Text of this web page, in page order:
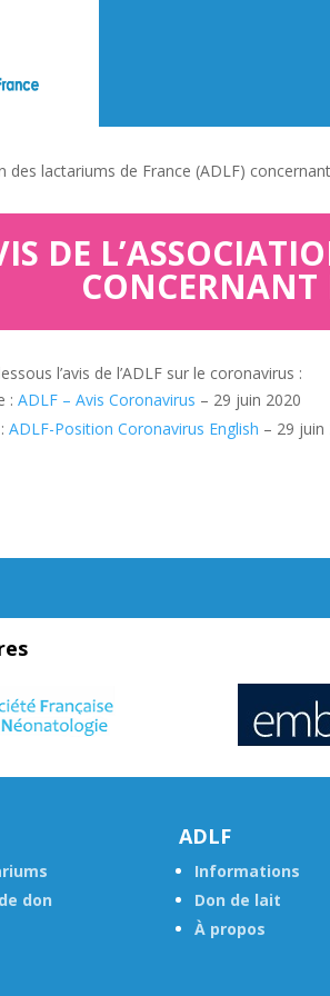
des lactariums de France (ADLF)
DE
l’avis de l’ADLF sur le coronavirus :
:ADLF – Avis Coronavirus – 29 juin 2020
:ADLF-Position Coronavirus English – 29 juin
don
ADLF
Informations
Don de lait
À propos